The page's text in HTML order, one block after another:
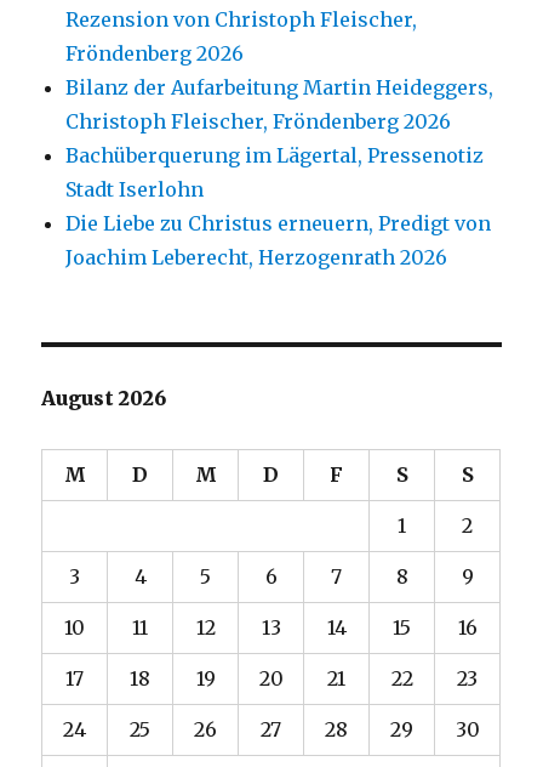
Rezension von Christoph Fleischer,
Fröndenberg 2026
Bilanz der Aufarbeitung Martin Heideggers,
Christoph Fleischer, Fröndenberg 2026
Bachüberquerung im Lägertal, Pressenotiz
Stadt Iserlohn
Die Liebe zu Christus erneuern, Predigt von
Joachim Leberecht, Herzogenrath 2026
August 2026
M D M D F S S
1 2
3 4 5 6 7 8 9
10 11 12 13 14 15 16
17 18 19 20 21 22 23
24 25 26 27 28 29 30